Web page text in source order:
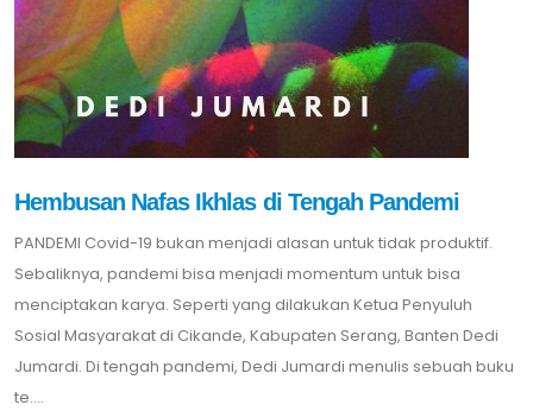
Hembusan Nafas Ikhlas di Tengah Pandemi
PANDEMI Covid-19 bukan menjadi alasan untuk tidak produktif.
Sebaliknya, pandemi bisa menjadi momentum untuk bisa
menciptakan karya. Seperti yang dilakukan Ketua Penyuluh
Sosial Masyarakat di Cikande, Kabupaten Serang, Banten Dedi
Jumardi. Di tengah pandemi, Dedi Jumardi menulis sebuah buku
te....